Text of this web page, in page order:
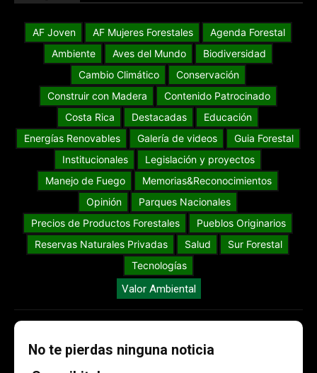
AF Joven AF Mujeres Forestales
Agenda Forestal
Ambiente
Aves del Mundo
Biodiversidad
Cambio Climático
Conservación
Construir con Madera
Contenido Patrocinado
Costa Rica
Destacadas
Educación
Energías Renovables
Galería de videos
Guia Forestal
Institucionales
Legislación y proyectos
Manejo de Fuego
Memorias&Reconocimientos
Opinión
Parques Nacionales
Precios de Productos Forestales
Pueblos Originarios
Reservas Naturales Privadas
Salud
Sur Forestal
Tecnologías
Valor Ambiental
No te pierdas ninguna noticia